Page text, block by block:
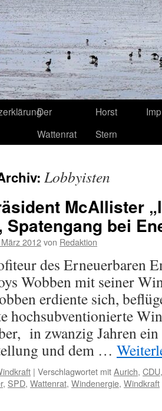
Der
Wattenrat
Horst
Stern
Lobbyisten
McAllister
Spatengang bei
2012von Redaktion
des Erneuerbaren
Wobben mit seiner
erdiente sich,
hochsubventionierte
in zwanzig Jahren
und dem …
| Verschlagwortet mitAurich, CDU
, SPD, Wattenrat, Windenergie, Windkraft